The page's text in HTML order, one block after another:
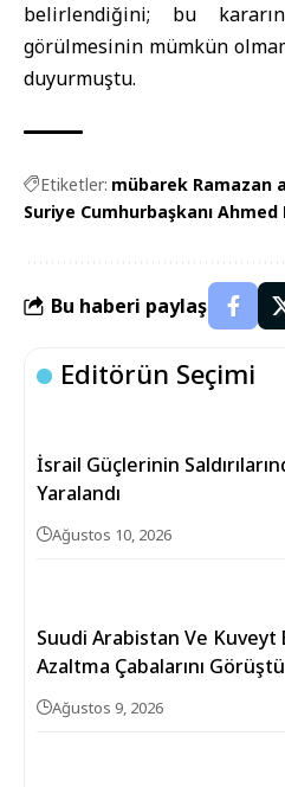
belirlendiğini; bu
görülmesinin mümkün
duyurmuştu.
Etiketler: mübarek Ramazan
Suriye Cumhurbaşkanı Ahmed
Bu haberi paylaş
Editörün Seçimi
İsrail Güçlerinin
Yaralandı
Ağustos 10, 2026
Suudi Arabistan Ve
Azaltma Çabalarını Görüştü
Ağustos 9, 2026